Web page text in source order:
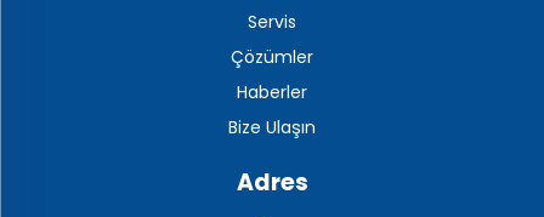
Servis
Çözümler
Haberler
Bize Ulaşın
Adres